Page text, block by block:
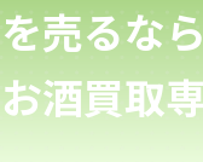
を売るなら
お酒買取